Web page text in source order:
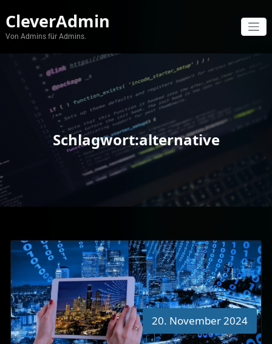
Inhalt
springen
CleverAdmin
Von Admins für Admins.
Schlagwort:alternative
20. November 2024